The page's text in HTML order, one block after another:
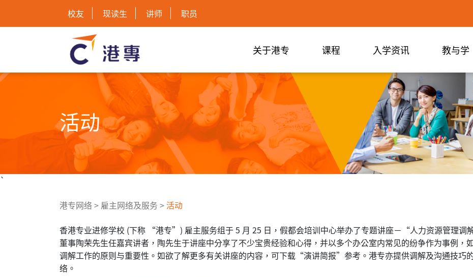
校友 现读生 讲师 职员
关于港专 课程 入学资讯 教与学
活动
`
港专网络> 雇主网络及服务 >活动
香港专业进修学校 (下称 “港专”) 雇主服务组于 5 月 25 日，假都会培训中心举办了专题讲座－“人力资源管理调
董事陶荣先生任嘉宾讲者，陶先生于讲座中分享了不少宝贵经验和心得，并以多个办公室内常见的纷争作为事例，
调解工作的原则与重要性。如欲了解更多有关讲座的内容，可下载“演讲简报”参考。港专亦提供调解及沟通技巧
络。